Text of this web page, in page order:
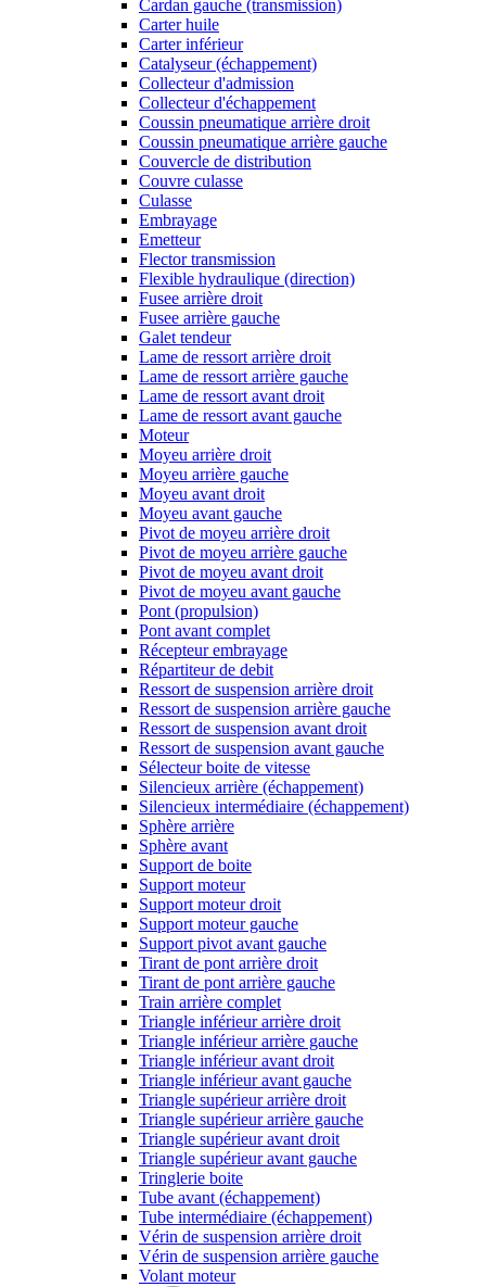
Cardan gauche (transmission)
Carter huile
Carter inférieur
Catalyseur (échappement)
Collecteur d'admission
Collecteur d'échappement
Coussin pneumatique arrière droit
Coussin pneumatique arrière gauche
Couvercle de distribution
Couvre culasse
Culasse
Embrayage
Emetteur
Flector transmission
Flexible hydraulique (direction)
Fusee arrière droit
Fusee arrière gauche
Galet tendeur
Lame de ressort arrière droit
Lame de ressort arrière gauche
Lame de ressort avant droit
Lame de ressort avant gauche
Moteur
Moyeu arrière droit
Moyeu arrière gauche
Moyeu avant droit
Moyeu avant gauche
Pivot de moyeu arrière droit
Pivot de moyeu arrière gauche
Pivot de moyeu avant droit
Pivot de moyeu avant gauche
Pont (propulsion)
Pont avant complet
Récepteur embrayage
Répartiteur de debit
Ressort de suspension arrière droit
Ressort de suspension arrière gauche
Ressort de suspension avant droit
Ressort de suspension avant gauche
Sélecteur boite de vitesse
Silencieux arrière (échappement)
Silencieux intermédiaire (échappement)
Sphère arrière
Sphère avant
Support de boite
Support moteur
Support moteur droit
Support moteur gauche
Support pivot avant gauche
Tirant de pont arrière droit
Tirant de pont arrière gauche
Train arrière complet
Triangle inférieur arrière droit
Triangle inférieur arrière gauche
Triangle inférieur avant droit
Triangle inférieur avant gauche
Triangle supérieur arrière droit
Triangle supérieur arrière gauche
Triangle supérieur avant droit
Triangle supérieur avant gauche
Tringlerie boite
Tube avant (échappement)
Tube intermédiaire (échappement)
Vérin de suspension arrière droit
Vérin de suspension arrière gauche
Volant moteur